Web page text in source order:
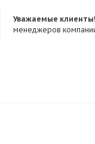
Уважаемые клиенты!
менеджеров